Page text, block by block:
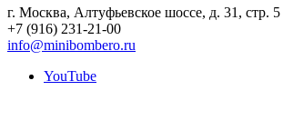
г. Москва, Алтуфьевское шоссе, д. 31, стр. 5
+7 (916) 231-21-00
info@minibombero.ru
YouTube